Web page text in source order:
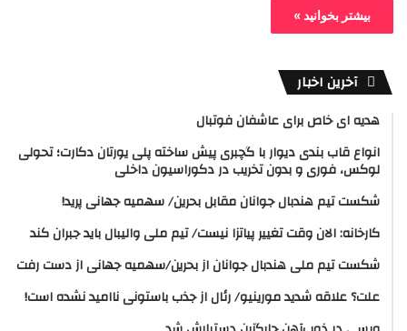
بیشتر بخوانید »
آخرین اخبار
هدیه ای خاص برای عاشفان فوتبال
انواع قاب بندی دیوار با گچبری پیش ساخته پلی یورتان دکارت؛ تحولی
لوکس، فوری و بدون تخریب در دکوراسیون داخلی
شکست تیم هندبال جوانان مقابل بحرین/ سهمیه جهانی پرید!
کارخانه: الان وقت تغییر پیاتزا نیست/ تیم ملی والیبال باید جبران کند
شکست تیم ملی هندبال جوانان از بحرین/سهمیه جهانی از دست رفت
علت؟ علاقه شدید مورینیو/ رئال از جذب باستونی ناامید نشده است!